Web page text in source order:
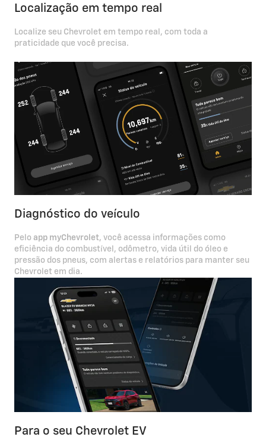
Localização em tempo real
Localize seu Chevrolet em tempo real, com toda a
praticidade que você precisa.
Diagnóstico do veículo
Pelo app myChevrolet, você acessa informações como
eficiência do combustível, odômetro, vida útil do óleo e
pressão dos pneus, com alertas e relatórios para manter seu
Chevrolet em dia.
Para o seu Chevrolet EV